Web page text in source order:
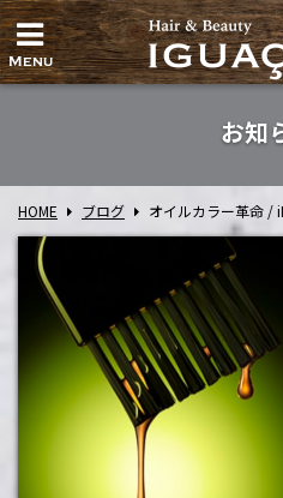
Menu
お知
HOME ブログ オイルカラー革命 /